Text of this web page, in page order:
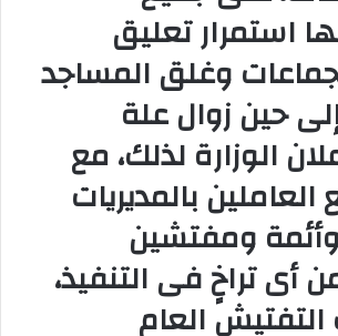
استمرار تعليق
وغلق المساجد
حين زوال علة
الوزارة لذلك، مع
بالمديريات
ومفتشين
أى تراخٍ فى التنفيذ،
العام